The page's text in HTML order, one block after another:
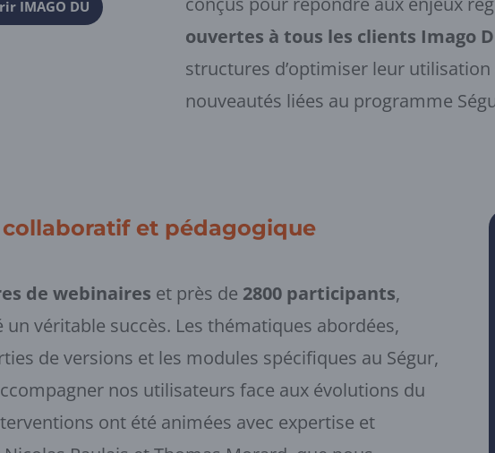
IMAGO DU
ouvertes à tous les clients Imago
structures d’optimiser leur
nouveautés liées au programme
collaboratif et pédagogique
de webinaires et près de 2800 participants,
un véritable succès. Les thématiques abordées,
de versions et les modules spécifiques au Ségur,
nos utilisateurs face aux évolutions du
ont été animées avec expertise et